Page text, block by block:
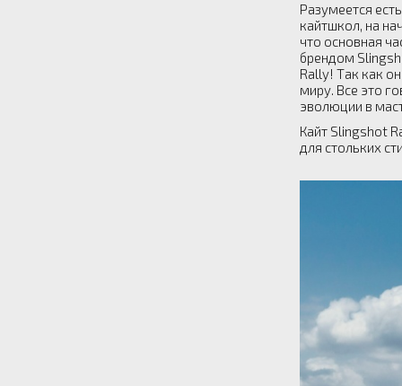
Разумеется
кайтшкол, на
что основная
брендом
Rally! Так как
миру. Все это
эволюции в
Кайт Slingshot
для стольких